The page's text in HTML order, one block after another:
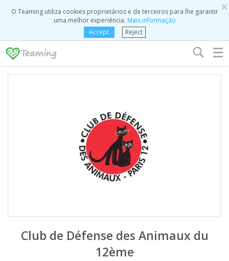
×
O Teaming utiliza cookies proprietários e de terceiros para lhe garantir
uma melhor experiência. Mais informação
Accept
Reject
☰
Club de Défense des Animaux du
12ème